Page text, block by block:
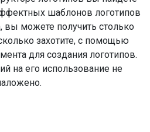
шаблонов логотипов
вы можете получить столько
захотите, с помощью
для создания логотипов.
на его использование не